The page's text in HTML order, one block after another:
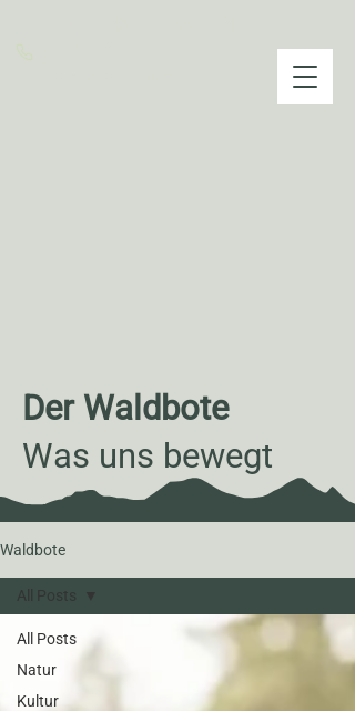
Der Waldbote
Was uns bewegt
Waldbote
All Posts
Natur
Kultur
All Posts